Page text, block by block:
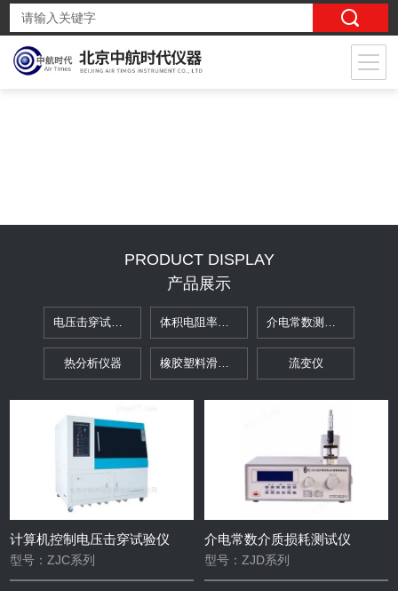
PRODUCT DISPLAY
产品展示
电压击穿试验仪 体积电阻率表面电阻率测定仪 介电常数测试仪
热分析仪器 橡胶塑料滑动摩擦磨损试验机 流变仪
燃烧性能实验仪器 热变形维卡温度测定仪 熔体流动速率测定仪
球压痕硬度计 其它试验机
电子万能材料试验机 橡胶低温脆性试验机
计算机控制电压击穿试验仪
型号：ZJC系列
介电常数介质损耗测试仪
型号：ZJD系列